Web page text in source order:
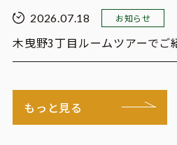
2026.07.18 お知らせ
木曳野3丁目ルームツアーでご
もっと見る